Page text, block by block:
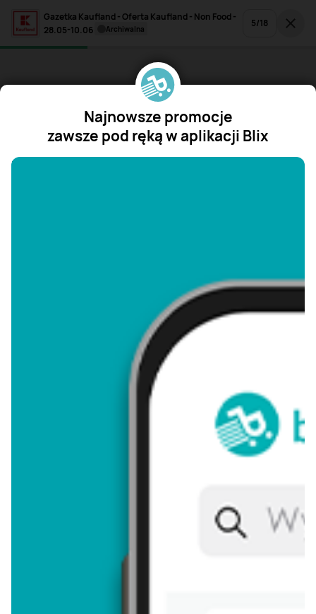
Gazetka Kaufland - Oferta Kaufland - Non Food -
28.05-10.06
archiwalna 5/18
Najnowsze promocje
zawsze pod ręką w aplikacji Blix
"/>